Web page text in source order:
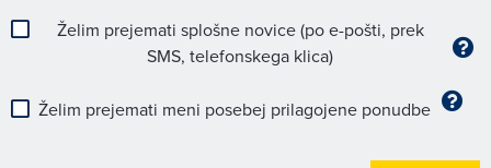
Želim prejemati splošne novice (po e-pošti, prek
SMS, telefonskega klica)
Želim prejemati meni posebej prilagojene ponudbe